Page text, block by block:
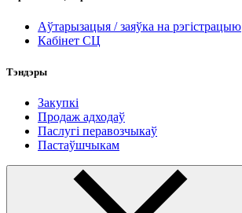
Аўтарызацыя / заяўка на рэгістрацыю
Кабінет СЦ
Тэндэры
Закупкі
Продаж адходаў
Паслугі перавозчыкаў
Пастаўшчыкам